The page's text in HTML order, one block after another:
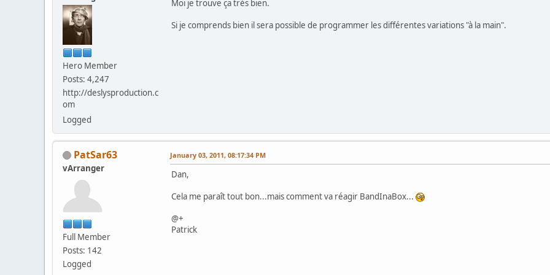
Hero Member
Posts: 4,247
http://deslysproduction.c
om
Logged
Moi je trouve ça très bien.
Si je comprends bien il sera possible de programmer les différentes variations "à la main".
PatSar63
vArranger
Full Member
Posts: 142
Logged
January 03, 2011, 08:17:34 PM
Dan,
Cela me paraît tout bon...mais comment va réagir BandInaBox...
@+
Patrick